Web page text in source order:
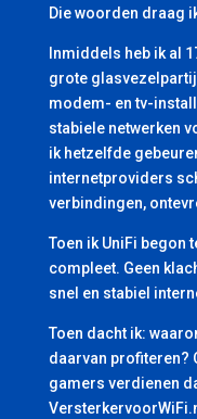
Die woorden draag
Inmiddels heb ik al
grote
modem- en tv-
stabiele netwerken
ik hetzelfde
internetproviders
verbindingen,
Toen ik UniFi begon
compleet. Geen
snel en stabiel
Toen dacht ik:
daarvan profiteren?
gamers verdienen